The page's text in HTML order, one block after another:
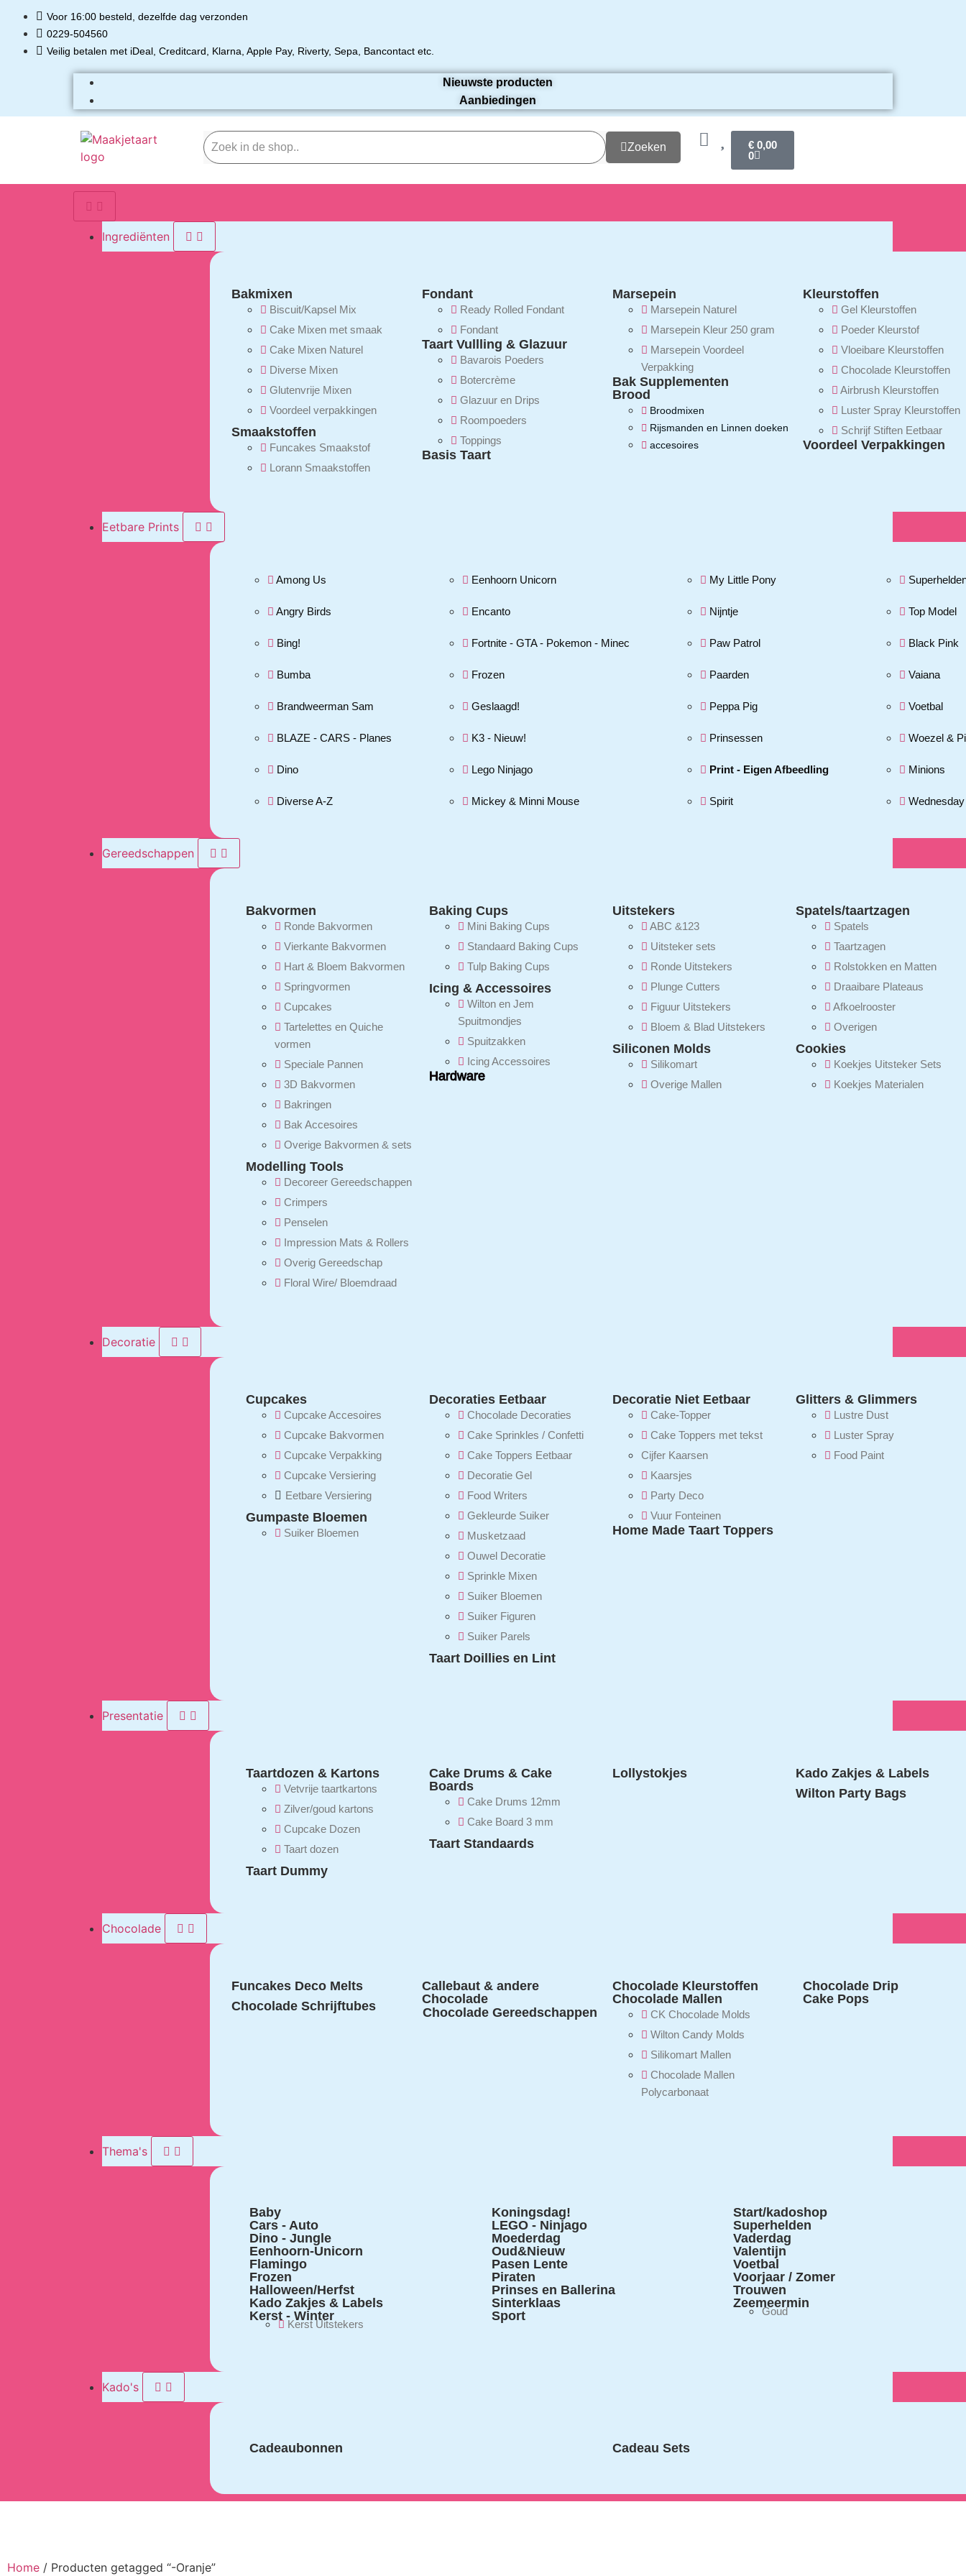
Voor 16:00 besteld, dezelfde dag verzonden
0229-504560
Veilig betalen met iDeal, Creditcard, Klarna, Apple Pay, Riverty, Sepa, Bancontact etc.
Nieuwste producten
Aanbiedingen
Zoeken € 0,00
0
Ingrediënten
Bakmixen
Biscuit/Kapsel Mix
Cake Mixen met smaak
Cake Mixen Naturel
Diverse Mixen
Glutenvrije Mixen
Voordeel verpakkingen
Smaakstoffen
Funcakes Smaakstof
Lorann Smaakstoffen
Fondant
Ready Rolled Fondant
Fondant
Taart Vullling & Glazuur
Bavarois Poeders
Botercrème
Glazuur en Drips
Roompoeders
Toppings
Basis Taart
Marsepein
Marsepein Naturel
Marsepein Kleur 250 gram
Marsepein Voordeel
Verpakking
Bak Supplementen
Brood
Broodmixen
Rijsmanden en Linnen doeken
accesoires
Kleurstoffen
Gel Kleurstoffen
Poeder Kleurstof
Vloeibare Kleurstoffen
Chocolade Kleurstoffen
Airbrush Kleurstoffen
Luster Spray Kleurstoffen
Schrijf Stiften Eetbaar
Voordeel Verpakkingen
Eetbare Prints
Among Us
Angry Birds
Bing!
Bumba
Brandweerman Sam
BLAZE - CARS - Planes
Dino
Diverse A-Z
Eenhoorn Unicorn
Encanto
Fortnite - GTA - Pokemon - Minec
Frozen
Geslaagd!
K3 - Nieuw!
Lego Ninjago
Mickey & Minni Mouse
My Little Pony
Nijntje
Paw Patrol
Paarden
Peppa Pig
Prinsessen
Print - Eigen Afbeedling
Spirit
Top Model
Black Pink
Vaiana
Voetbal
Woezel &
Minions
Wednesday
Gereedschappen
Bakvormen
Ronde Bakvormen
Vierkante Bakvormen
Hart & Bloem Bakvormen
Springvormen
Cupcakes
Tartelettes en Quiche
vormen
Speciale Pannen
3D Bakvormen
Bakringen
Bak Accesoires
Overige Bakvormen & sets
Modelling Tools
Decoreer Gereedschappen
Crimpers
Penselen
Impression Mats & Rollers
Overig Gereedschap
Floral Wire/ Bloemdraad
Baking Cups
Mini Baking Cups
Standaard Baking Cups
Tulp Baking Cups
Icing & Accessoires
Wilton en Jem
Spuitmondjes
Spuitzakken
Icing Accessoires
Hardware
Uitstekers
ABC &123
Uitsteker sets
Ronde Uitstekers
Plunge Cutters
Figuur Uitstekers
Bloem & Blad Uitstekers
Siliconen Molds
Silikomart
Overige Mallen
Spatels/taartzagen
Spatels
Taartzagen
Rolstokken en Matten
Draaibare Plateaus
Afkoelrooster
Overigen
Cookies
Koekjes Uitsteker Sets
Koekjes Materialen
Decoratie
Cupcakes
Cupcake Accesoires
Cupcake Bakvormen
Cupcake Verpakking
Cupcake Versiering
Eetbare Versiering
Gumpaste Bloemen
Suiker Bloemen
Decoraties Eetbaar
Chocolade Decoraties
Cake Sprinkles / Confetti
Cake Toppers Eetbaar
Decoratie Gel
Food Writers
Gekleurde Suiker
Musketzaad
Ouwel Decoratie
Sprinkle Mixen
Suiker Bloemen
Suiker Figuren
Suiker Parels
Taart Doillies en Lint
Decoratie Niet Eetbaar
Cake-Topper
Cake Toppers met tekst
Cijfer Kaarsen
Kaarsjes
Party Deco
Vuur Fonteinen
Home Made Taart Toppers
Glitters & Glimmers
Lustre Dust
Luster Spray
Food Paint
Presentatie
Taartdozen & Kartons
Vetvrije taartkartons
Zilver/goud kartons
Cupcake Dozen
Taart dozen
Taart Dummy
Cake Drums & Cake
Boards
Cake Drums 12mm
Cake Board 3 mm
Taart Standaards
Lollystokjes
Kado Zakjes & Labels
Wilton Party Bags
Chocolade
Funcakes Deco Melts
Chocolade Schrijftubes
Callebaut & andere
Chocolade
Chocolade Gereedschappen
Chocolade Kleurstoffen
Chocolade Mallen
CK Chocolade Molds
Wilton Candy Molds
Silikomart Mallen
Chocolade Mallen
Polycarbonaat
Chocolade Drip
Cake Pops
Thema's
Baby
Cars - Auto
Dino - Jungle
Eenhoorn-Unicorn
Flamingo
Frozen
Halloween/Herfst
Kado Zakjes & Labels
Kerst - Winter
Kerst Uitstekers
Koningsdag!
LEGO - Ninjago
Moederdag
Oud&Nieuw
Pasen Lente
Piraten
Prinses en Ballerina
Sinterklaas
Sport
Start/kadoshop
Superhelden
Vaderdag
Valentijn
Voetbal
Voorjaar / Zomer
Trouwen
Zeemeermin
Goud
Kado's
Cadeaubonnen Cadeau Sets
Home / Producten getagged “-Oranje”